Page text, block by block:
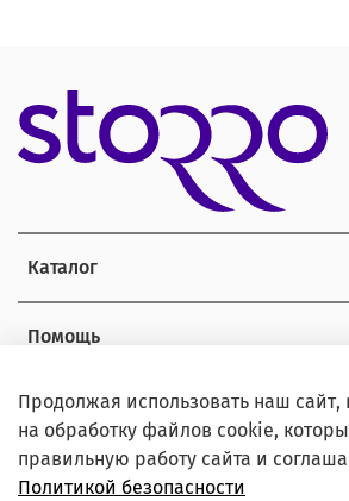
Каталог
Помощь
Информация
Продолжая использовать наш сайт,
на обработку файлов cookie,
правильную работу сайта и
Политикой безопасности